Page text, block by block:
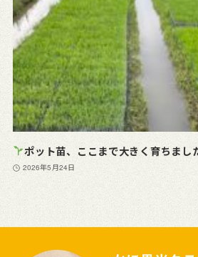
ポット苗、ここまで大きく育ちまし
2026年5月24日